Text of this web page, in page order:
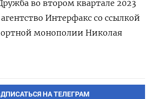
во втором квартале 2023
Интерфакс со ссылкой
монополии Николая
НА ТЕЛЕГРАМ